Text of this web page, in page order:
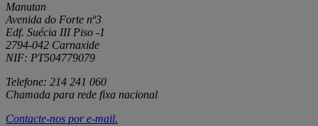
Manutan
Avenida do Forte nº3
Edf. Suécia III Piso -1
2794-042 Carnaxide
NIF: PT504779079
Telefone: 214 241 060
Chamada para rede fixa nacional
Contacte-nos pore-mail.